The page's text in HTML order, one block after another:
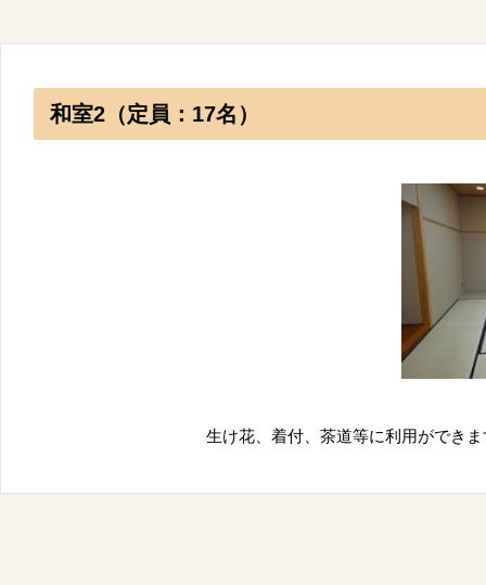
和室2（定員：17名）
生け花、着付、茶道等に利用ができ